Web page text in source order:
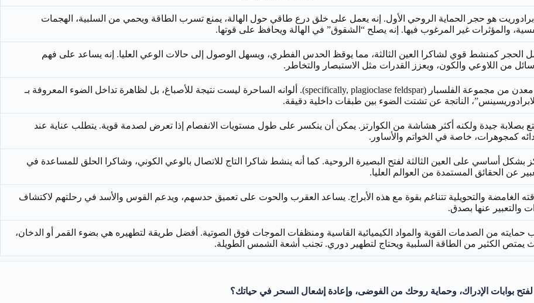
هو حجر الحماية الروحي الأول. إنه يعمل على خلق درع طاقي حول الهالة، يمنع تسرب الطاقة ويحمي من السلبية، الهجمات
والمؤثرات غير المرغوب فيها. إنه يصلح “الشقوق” في الهالة ويحافظ على قوتها.
الحجر كمنشط قوي لشاكرا العين الثالثة، مما يوقظ الحدس الفطري، ويسهل الوصول إلى حالات الوعي العليا. إنه يساعد على فهم
من اللاوعي والكون، ويعزز القدرات مثل الاستبصار والتخاطر.
هو معدن من مجموعة الفلسبار (specifically, plagioclase feldspar). ألوانه الساحرة ليست نتيجة للأصباغ، بل لظاهرة تداخل الضوء المعروفة بـ
الناتجة عن تشتت الضوء بين طبقات داخلية دقيقة.
بصلابة جيدة ولكنه أكثر هشاشة من الكوارتز. يمكن أن ينكسر على طول مستويات الانفصام إذا تعرض لصدمة قوية. يتطلب عناية عند
كمجوهرات، خاصة في الخواتم والأساور.
بشكل أساسي على العين الثالثة لفتح البصيرة الروحية. كما أنه ينشط شاكرا التاج للاتصال بالوعي الكوني، وشاكرا الحلق للمساعدة في
عن الحقائق المستمدة من العوالم العليا.
الغامضة والتحويلية تتناغم بقوة مع هذه الأبراج. يساعد العقرب والحوت على تعميق حدسهم، ويدعم القوس والأسد في رحلتهم لاكتشاف
والتعبير عنها بصدق.
حمايته من الصدمات القوية والمواد الكيميائية القاسية ومنظفات الموجات فوق الصوتية. أفضل طريقة لتطهيره هي بضوء القمر أو الدخان،
يمتص الكثير من الطاقة السلبية ويحتاج لتطهير دوري. تجنب أشعة الشمس الطويلة.
بوابات الإدراك، وحماية روحك من الفوضى، وإعادة إشعال السحر في حياتك؟